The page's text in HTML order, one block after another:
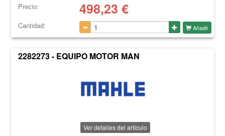
Precio: 498,23 €
Cantidad: Añadir
2282273 - EQUIPO MOTOR MAN
Ver detalles del artículo